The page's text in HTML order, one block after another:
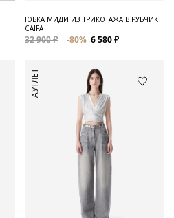
ЮБКА МИДИ ИЗ ТРИКОТАЖА В РУБЧИК
CAIFA
32 900 ₽ -80% 6 580 ₽
АУТЛЕТ